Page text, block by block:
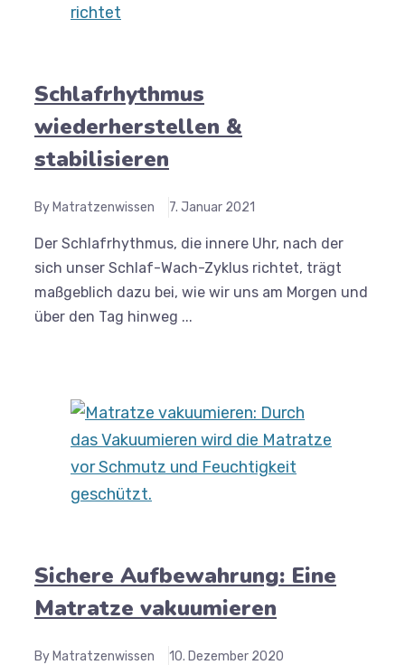
Schlafrhythmus
wiederherstellen &
stabilisieren
By Matratzenwissen 7. Januar 2021
Der Schlafrhythmus, die innere Uhr, nach der
sich unser Schlaf-Wach-Zyklus richtet, trägt
maßgeblich dazu bei, wie wir uns am Morgen und
über den Tag hinweg ...
Sichere Aufbewahrung: Eine
Matratze vakuumieren
By Matratzenwissen 10. Dezember 2020